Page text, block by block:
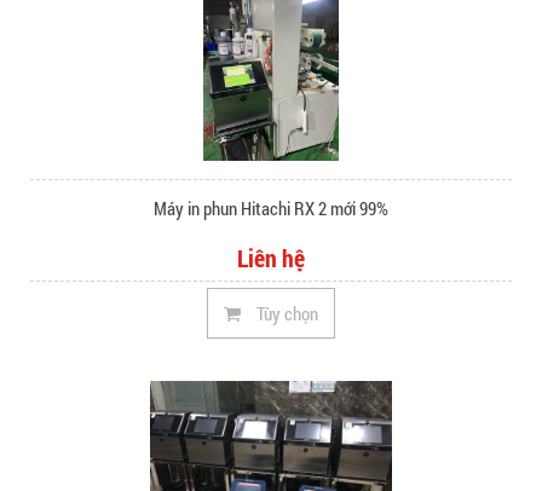
Máy in phun Hitachi RX 2 mới 99%
Liên hệ
Tùy chọn